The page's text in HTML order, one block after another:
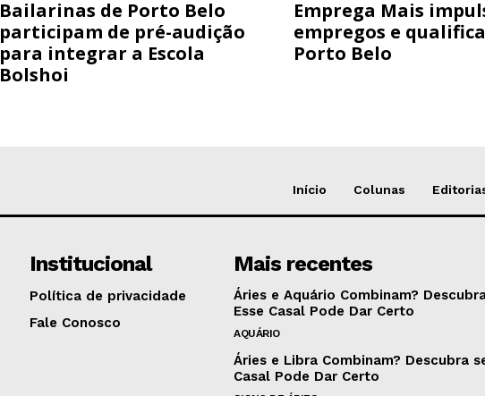
Bailarinas de Porto Belo
participam de pré-audição
para integrar a Escola
Bolshoi
Emprega Mais
empregos e
Porto Belo
Início Colunas
Institucional
Política de privacidade
Fale Conosco
Mais recentes
Áries e Aquário Combinam?
Esse Casal Pode Dar Certo
AQUÁRIO
Áries e Libra Combinam? Descubra
Casal Pode Dar Certo